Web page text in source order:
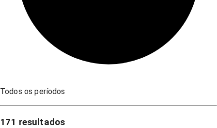
Todos os períodos
171 resultados